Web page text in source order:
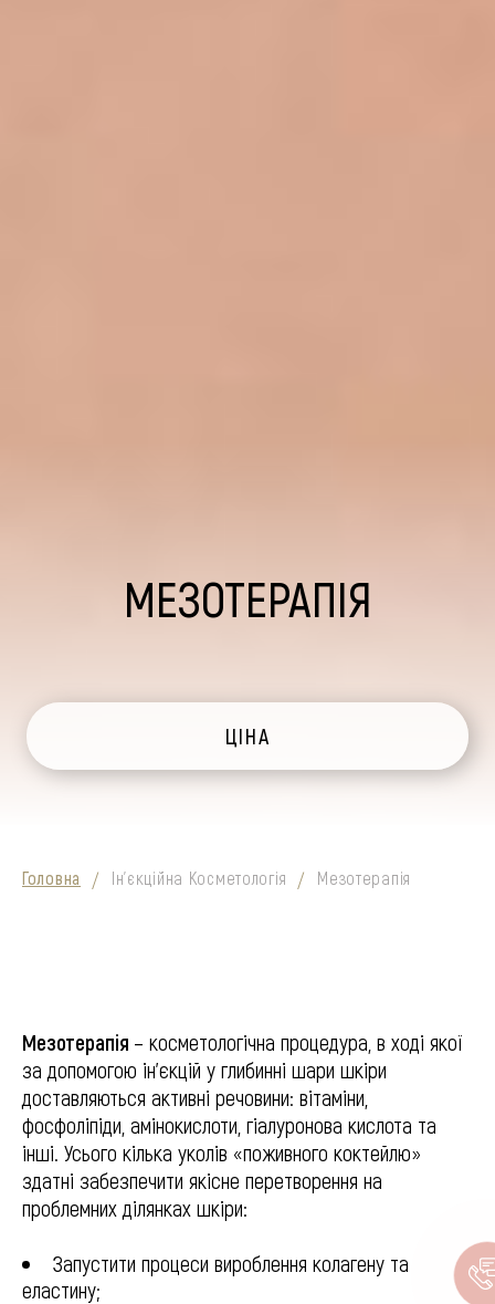
МЕЗОТЕРАПІЯ
ЦІНА
Головна / Ін'єкційна Косметологія / Мезотерапія
Мезотерапія – косметологічна процедура, в ході якої
за допомогою ін’єкцій у глибинні шари шкіри
доставляються активні речовини: вітаміни,
фосфоліпіди, амінокислоти, гіалуронова кислота та
інші. Усього кілька уколів «поживного коктейлю»
здатні забезпечити якісне перетворення на
проблемних ділянках шкіри:
Запустити процеси вироблення колагену та
еластину;